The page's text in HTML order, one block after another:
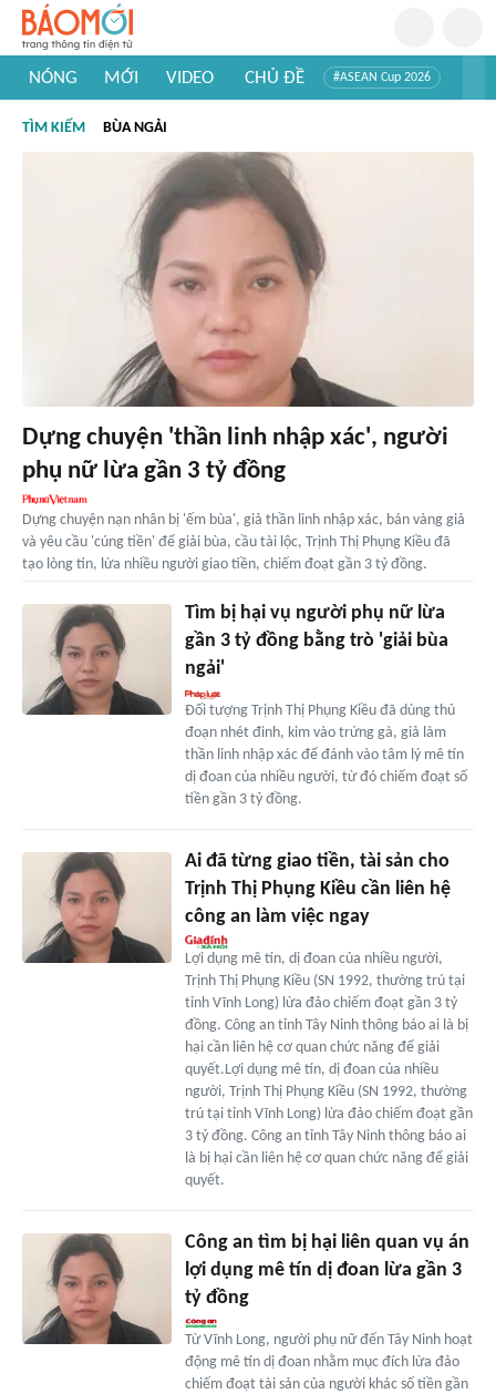
NÓNG MỚI VIDEO CHỦ ĐỀ #ASEAN Cup 2026
#Khám phá thế giới
TÌM KIẾM BÙA NGẢI
Dựng chuyện 'thần linh nhập xác', người
phụ nữ lừa gần 3 tỷ đồng
Dựng chuyện nạn nhân bị 'ếm bùa', giả thần linh nhập xác, bán vàng giả
và yêu cầu 'cúng tiền' để giải bùa, cầu tài lộc, Trịnh Thị Phụng Kiều đã
tạo lòng tin, lừa nhiều người giao tiền, chiếm đoạt gần 3 tỷ đồng.
Tìm bị hại vụ người phụ nữ lừa
gần 3 tỷ đồng bằng trò 'giải bùa
ngải'
Đối tượng Trịnh Thị Phụng Kiều đã dùng thủ
đoạn nhét đinh, kim vào trứng gà, giả làm
thần linh nhập xác để đánh vào tâm lý mê tín
dị đoan của nhiều người, từ đó chiếm đoạt số
tiền gần 3 tỷ đồng.
Ai đã từng giao tiền, tài sản cho
Trịnh Thị Phụng Kiều cần liên hệ
công an làm việc ngay
Lợi dụng mê tín, dị đoan của nhiều người,
Trịnh Thị Phụng Kiều (SN 1992, thường trú tại
tỉnh Vĩnh Long) lừa đảo chiếm đoạt gần 3 tỷ
đồng. Công an tỉnh Tây Ninh thông báo ai là bị
hại cần liên hệ cơ quan chức năng để giải
quyết.Lợi dụng mê tín, dị đoan của nhiều
người, Trịnh Thị Phụng Kiều (SN 1992, thường
trú tại tỉnh Vĩnh Long) lừa đảo chiếm đoạt gần
3 tỷ đồng. Công an tỉnh Tây Ninh thông báo ai
là bị hại cần liên hệ cơ quan chức năng để giải
quyết.
Công an tìm bị hại liên quan vụ án
lợi dụng mê tín dị đoan lừa gần 3
tỷ đồng
Từ Vĩnh Long, người phụ nữ đến Tây Ninh hoạt
động mê tín dị đoan nhằm mục đích lừa đảo
chiếm đoạt tài sản của người khác số tiền gần